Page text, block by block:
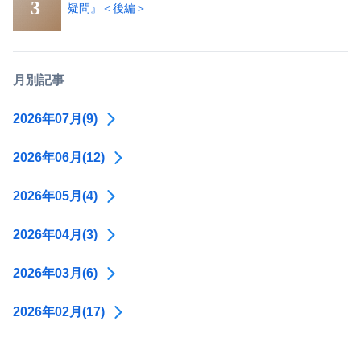
疑問』＜後編＞
月別記事
2026年07月(9)
2026年06月(12)
2026年05月(4)
2026年04月(3)
2026年03月(6)
2026年02月(17)